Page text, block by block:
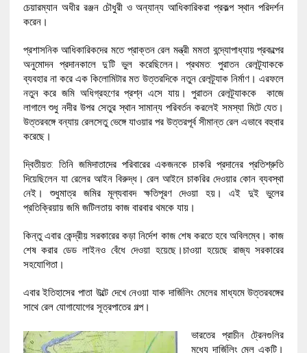
চেয়ারম্যান অধীর রঞ্জন চৌধুরী ও অন্যান্য আধিকারিকরা প্রকল্প স্থান পরিদর্শন
করেন।
প্রশাসনিক আধিকারিকদের মতে প্রাক্তন রেল মন্ত্রী মমতা বন্দ্যোপাধ্যায় প্রকল্পের
অনুমোদন প্রদানকালে দু’টি ভুল করেছিলেন। প্রথমত: পুরাতন রেলট্র্যাককে
ব্যবহার না করে এক কিলোমিটার মত উত্তরদিকে নতুন রেলট্র্যাক নির্মাণ। এরফলে
নতুন করে জমি অধিগ্রহণের প্রশ্ন এসে যায়। পুরাতন রেলট্র্যাককে কাজে
লাগালে শুধু নদীর উপর সেতুর স্থান সামান্য পরিবর্তন করলেই সমস্যা মিটে যেত।
উত্তরবঙ্গে বন্যায় রেলসেতু ভেঙ্গে যাওয়ার পর উত্তরপূর্ব সীমান্ত রেল এভাবে বহুবার
করেছে।
দ্বিতীয়ত: তিনি জমিদাতাদের পরিবারের একজনকে চাকরি প্রদানের প্রতিশ্রুতি
দিয়েছিলেন যা রেলের আইন বিরুদ্ধ। রেল আইনে চাকরির দেওয়ার কোন ব্যবস্থা
নেই। শুধুমাত্র জমির মূল্যবাবদ ক্ষতিপূরণ দেওয়া হয়। এই দুই ভুলের
প্রতিক্রিয়ায় জমি জটিলতায় কাজ বারবার থমকে যায়।
কিন্তু এবার কেন্দ্রীয় সরকারের কড়া নির্দেশ কাজ শেষ করতে হবে অবিলম্বে। কাজ
শেষ করার ডেড লাইনও বেঁধে দেওয়া হয়েছে।চাওয়া হয়েছে রাজ্য সরকারের
সহযোগিতা।
এবার ইতিহাসের পাতা উল্টে দেখে নেওয়া যাক দার্জিলিং মেলের মাধ্যমে উত্তরবঙ্গের
সাথে রেল যোগাযোগের সূত্রপাতের গল্প।
ভারতের প্রাচীন ট্রেনগুলির
মধ্যে দার্জিলিং মেল একটি।